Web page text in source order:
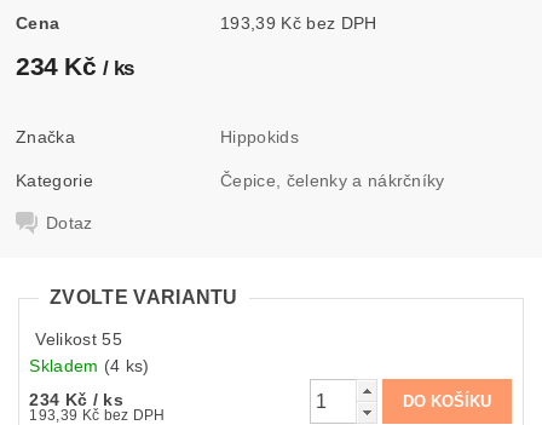
Cena 193,39 Kč bez DPH
234 Kč / ks
Značka Hippokids
Kategorie Čepice, čelenky a nákrčníky
Dotaz
ZVOLTE VARIANTU
Velikost 55
Skladem (4 ks)
234 Kč / ks
193,39 Kč bez DPH